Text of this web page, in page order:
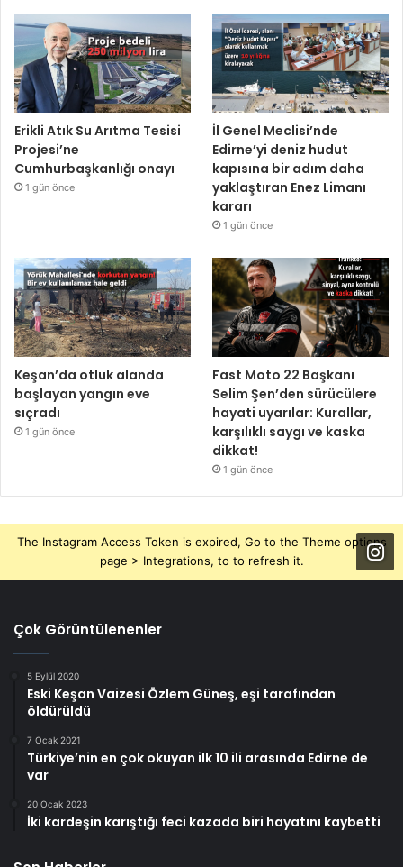
Erikli Atık Su Arıtma Tesisi
Projesi’ne
Cumhurbaşkanlığı onayı
1 gün önce
İl Genel Meclisi’nde
Edirne’yi deniz hudut
kapısına bir adım daha
yaklaştıran Enez Limanı
kararı
1 gün önce
Keşan’da otluk alanda
başlayan yangın eve
sıçradı
1 gün önce
Fast Moto 22 Başkanı
Selim Şen’den sürücülere
hayati uyarılar: Kurallar,
karşılıklı saygı ve kaska
dikkat!
1 gün önce
The Instagram Access Token is expired, Go to the Theme options
page > Integrations, to to refresh it.
Çok Görüntülenenler
5 Eylül 2020
Eski Keşan Vaizesi Özlem Güneş, eşi tarafından
öldürüldü
7 Ocak 2021
Türkiye’nin en çok okuyan ilk 10 ili arasında Edirne de
var
20 Ocak 2023
İki kardeşin karıştığı feci kazada biri hayatını kaybetti